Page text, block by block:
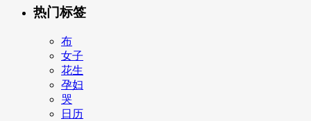
热门标签
布
女子
花生
孕妇
哭
日历